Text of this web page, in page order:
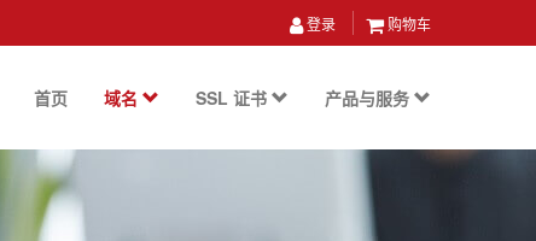
登录 购物车
首页 域名 SSL 证书 产品与服务